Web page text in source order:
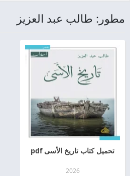
مطور: طالب عبد العزيز
تحميل كتاب تاريخ الأسى pdf
2026